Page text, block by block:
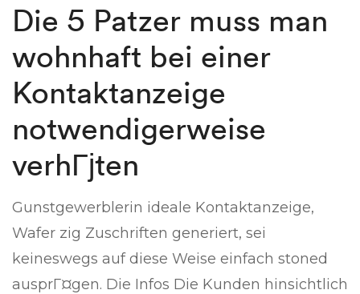
Die 5 Patzer muss man
wohnhaft bei einer
Kontaktanzeige
notwendigerweise
verhГјten
Gunstgewerblerin ideale Kontaktanzeige,
Wafer zig Zuschriften generiert, sei
keineswegs auf diese Weise einfach stoned
ausprГ¤gen. Die Infos Die Kunden hinsichtlich